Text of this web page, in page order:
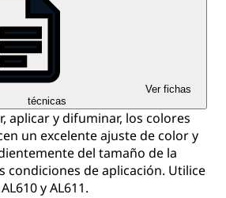
Ver fichas
técnicas
aplicar y difuminar, los colores
un excelente ajuste de color y
del tamaño de la
condiciones de aplicación. Utilice
y AL611.